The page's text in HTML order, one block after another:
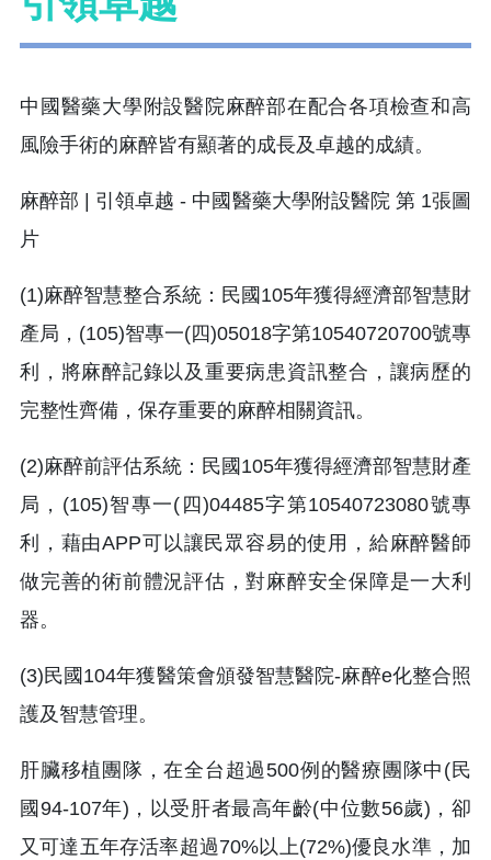
中國醫藥大學附設醫院麻醉部在配合各項檢查和高
風險手術的麻醉皆有顯著的成長及卓越的成績。
(1)麻醉智慧整合系統：民國105年獲得經濟部智慧財
產局，(105)智專一(四)05018字第10540720700號專
利，將麻醉記錄以及重要病患資訊整合，讓病歷的
完整性齊備，保存重要的麻醉相關資訊。
(2)麻醉前評估系統：民國105年獲得經濟部智慧財產
局，(105)智專一(四)04485字第10540723080號專
利，藉由APP可以讓民眾容易的使用，給麻醉醫師
做完善的術前體況評估，對麻醉安全保障是一大利
器。
(3)民國104年獲醫策會頒發智慧醫院-麻醉e化整合照
護及智慧管理。
肝臟移植團隊，在全台超過500例的醫療團隊中(民
國94-107年)，以受肝者最高年齡(中位數56歲)，卻
又可達五年存活率超過70%以上(72%)優良水準，加